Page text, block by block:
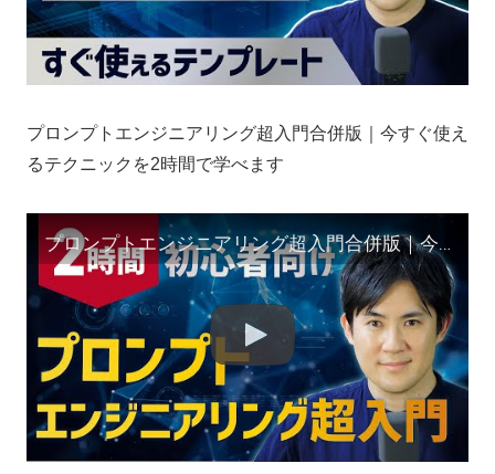
プロンプトエンジニアリング超入門合併版｜今すぐ使え
るテクニックを2時間で学べます
プロンプトエンジニアリング超入門合併版｜今すぐ使えるテクニックを2時間で学べます